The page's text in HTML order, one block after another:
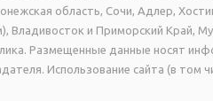
область, Сочи, Адлер,
и Приморский Край,
Размещенные данные носят
Использование сайта (в